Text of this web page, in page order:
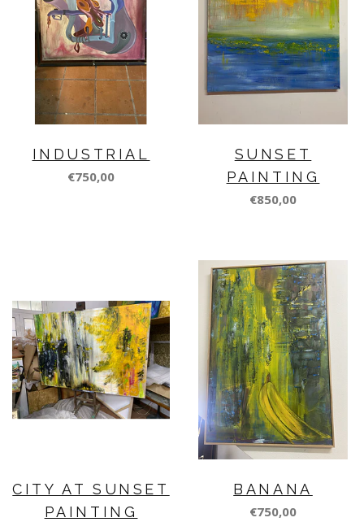
INDUSTRIAL
€750,00
SUNSET
PAINTING
€850,00
CITY AT SUNSET
PAINTING
BANANA
€750,00